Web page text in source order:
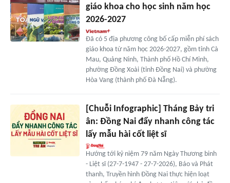
giáo khoa cho học sinh năm học
2026-2027
Đã có 5 địa phương công bố cấp miễn phí sách
giáo khoa từ năm học 2026-2027, gồm tỉnh Cà
Mau, Quảng Ninh, Thành phố Hồ Chí Minh,
phường Đồng Xoài (tỉnh Đồng Nai) và phường
Hòa Vang (thành phố Đà Nẵng).
[Chuỗi Infographic] Tháng Bảy tri
ân: Đồng Nai đẩy nhanh công tác
lấy mẫu hài cốt liệt sĩ
Hướng tới kỷ niệm 79 năm Ngày Thương binh
- Liệt sĩ (27-7-1947 - 27-7-2026), Báo và Phát
thanh, Truyền hình Đồng Nai thực hiện loạt